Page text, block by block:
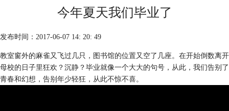
今年夏天我们毕业了
发布时间：2017-06-07 14: 20: 49
教室窗外的麻雀又飞过几只，图书馆的位置又空了几座。在开始倒数离开
母校的日子里狂欢？沉静？毕业就像一个大大的句号，从此，我们告别了
青春和幻想，告别年少轻狂，从此不惊不喜。